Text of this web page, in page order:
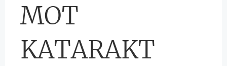
MOT
KATARAKT